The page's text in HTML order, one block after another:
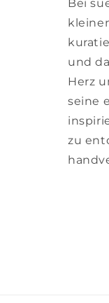
Bei
und
Herz
seine
zu